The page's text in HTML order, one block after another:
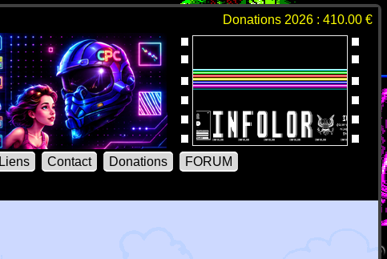
Donations 2026 : 410.00 €
Liens Contact Donations
FORUM